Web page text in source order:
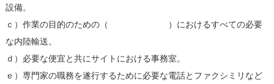
設備。
ｃ）作業の目的のための（ ）におけるすべての必要
な内陸輸送。
ｄ）必要な便宜と共にサイトにおける事務室。
ｅ）専門家の職務を遂行するために必要な電話とファクシミリなど